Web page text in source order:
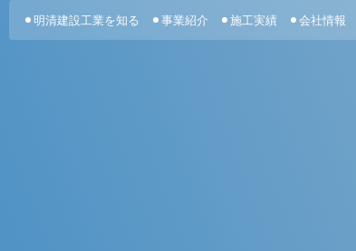
明清建設工業を知る 事業紹介 施工実績 会社情報